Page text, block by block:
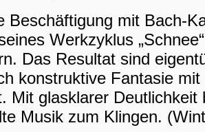
Beschäftigung mit Bach-
Werkzyklus
Das Resultat sind
konstruktive Fantasie
Mit glasklarer
Musik zum Klingen.